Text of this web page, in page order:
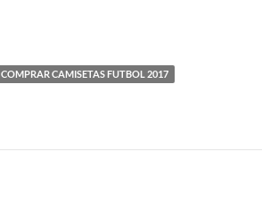
COMPRAR CAMISETAS FUTBOL 2017